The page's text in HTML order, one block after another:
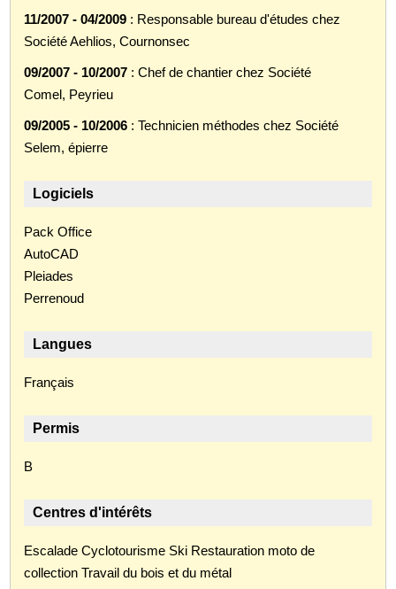
11/2007 - 04/2009 : Responsable bureau d'études chez
Société Aehlios, Cournonsec
09/2007 - 10/2007 : Chef de chantier chez Société
Comel, Peyrieu
09/2005 - 10/2006 : Technicien méthodes chez Société
Selem, épierre
Logiciels
Pack Office
AutoCAD
Pleiades
Perrenoud
Langues
Français
Permis
B
Centres d'intérêts
Escalade Cyclotourisme Ski Restauration moto de
collection Travail du bois et du métal